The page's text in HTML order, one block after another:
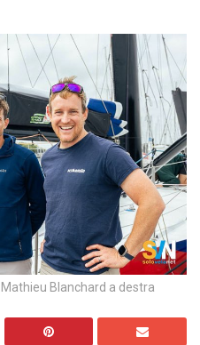
Blanchard a destra